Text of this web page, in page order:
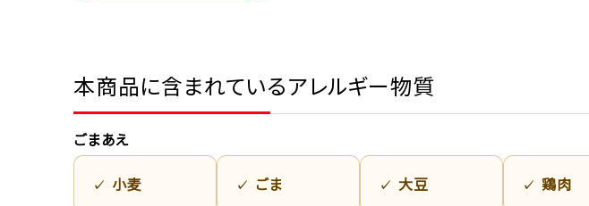
本商品に含まれているアレルギー物質
ごまあえ
小麦 ごま 大豆 鶏肉